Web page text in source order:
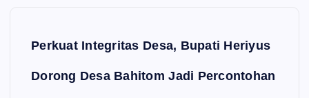
Perkuat Integritas Desa, Bupati Heriyus
Dorong Desa Bahitom Jadi Percontohan